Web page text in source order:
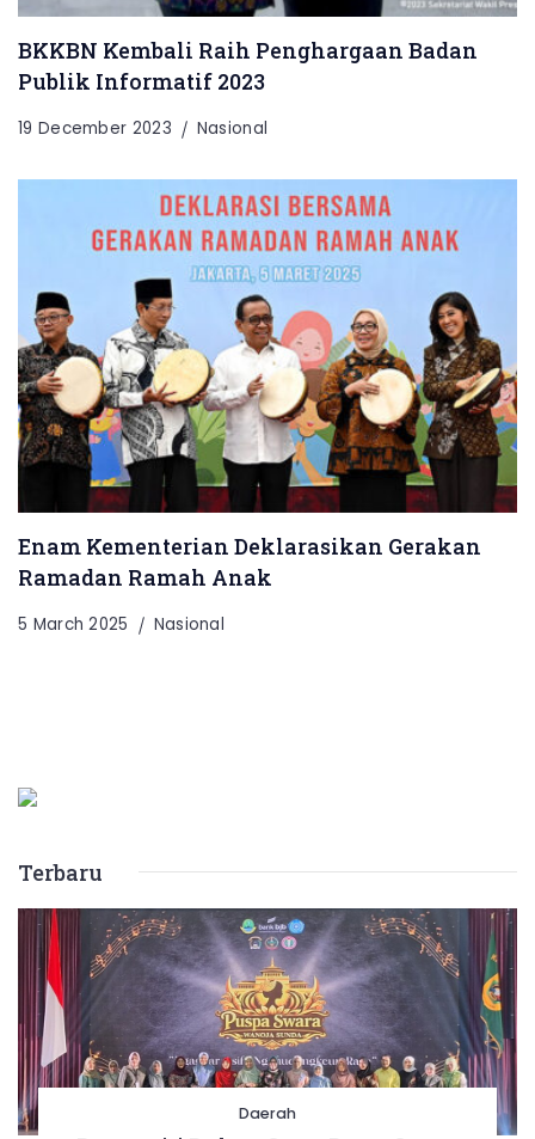
BKKBN Kembali Raih Penghargaan Badan
Publik Informatif 2023
19 December 2023 Nasional
Enam Kementerian Deklarasikan Gerakan
Ramadan Ramah Anak
5 March 2025 Nasional
Terbaru
Daerah